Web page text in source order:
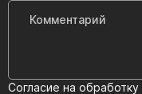
Согласие на обработку